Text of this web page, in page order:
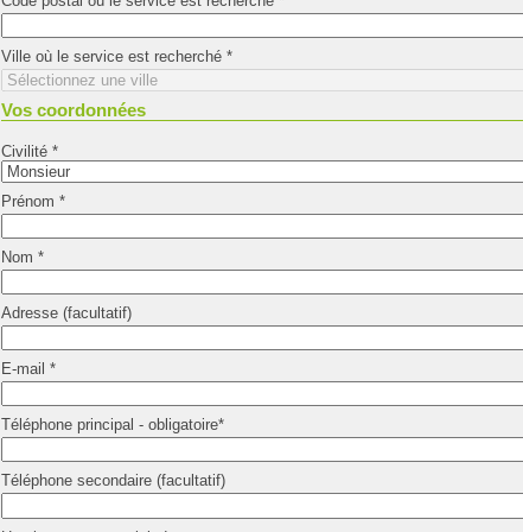
Ville où le service est recherché*
Vos coordonnées
Civilité*
Prénom*
Nom*
Adresse (facultatif)
E-mail*
Téléphone principal - obligatoire*
Téléphone secondaire (facultatif)